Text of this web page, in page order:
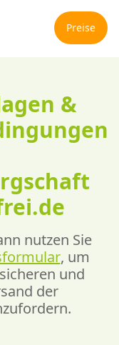
Preise
&
nutzen Sie
, um
und
der